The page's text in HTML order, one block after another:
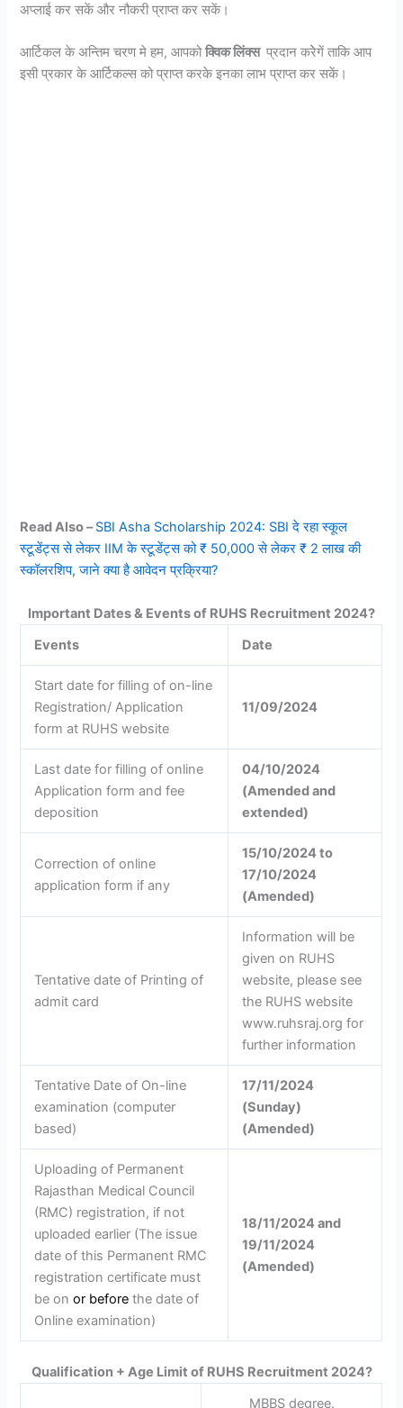
अप्लाई कर सकें और नौकरी प्राप्त कर सकें।
आर्टिकल के अन्तिम चरण मे हम, आपकोक्विक लिंक्स प्रदान करेेगें ताकि आप
इसी प्रकार के आर्टिकल्स को प्राप्त करके इनका लाभ प्राप्त कर सकें।
Read Also –SBI Asha Scholarship 2024: SBI दे रहा स्कूल
स्टूडेंट्स से लेकर IIM के स्टूडेंट्स को ₹ 50,000 से लेकर ₹ 2 लाख की
स्कॉलरशिप, जाने क्या है आवेदन प्रक्रिया?
Important Dates & Events of RUHS Recruitment 2024?
Events
Date
Start date for filling of on-line
Registration/ Application
form at RUHS website
11/09/2024
Last date for filling of online
Application form and fee
deposition
04/10/2024
(Amended and
extended)
Correction of online
application form if any
15/10/2024 to
17/10/2024
(Amended)
Tentative date of Printing of
admit card
Information will be
given on RUHS
website, please see
the RUHS website
www.ruhsraj.org for
further information
Tentative Date of On-line
examination (computer
based)
17/11/2024
(Sunday)
(Amended)
Uploading of Permanent
Rajasthan Medical Council
(RMC) registration, if not
uploaded earlier (The issue
date of this Permanent RMC
registration certificate must
be onor before the date of
Online examination)
18/11/2024 and
19/11/2024
(Amended)
Qualification + Age Limit of RUHS Recruitment 2024?
MBBS degree.